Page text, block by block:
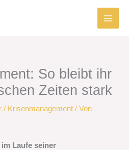
So bleibt ihr
Zeiten stark
/ Krisenmanagement / Von
Laufe seiner